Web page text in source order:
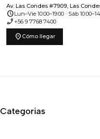
Av. Las Condes #7909, Las
scheduleLun–Vie 10:00–19:00 · Sáb
phone_enabled +56 9 7768 7400
location_on Cómo llegar
Categorias